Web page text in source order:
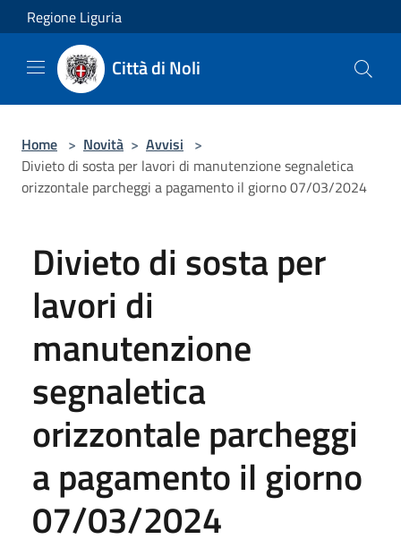
Salta al contenuto principale
Regione Liguria
Città di Noli
Home > Novità > Avvisi >
Divieto di sosta per lavori di manutenzione segnaletica
orizzontale parcheggi a pagamento il giorno 07/03/2024
Divieto di sosta per
lavori di
manutenzione
segnaletica
orizzontale parcheggi
a pagamento il giorno
07/03/2024